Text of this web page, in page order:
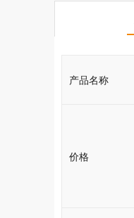
产品名称
价格